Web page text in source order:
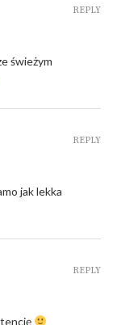
świeżym
REPLY
jak lekka
REPLY
REPLY